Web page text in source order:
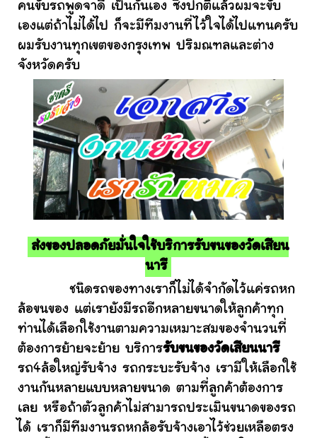
คนขับรถพูดจาดี เป็นกันเอง ซึ่งปกติแล้วผมจะขับ
เองแต่ถ้าไม่ได้ไป ก็จะมีทีมงานที่ไว้ใจได้ไปแทนครับ
ผมรับงานทุกเขตของกรุงเทพ ปริมณฑลและต่าง
จังหวัดครับ
ส่งของปลอดภัยมั่นใจใช้บริการรับขนของวัดเสียน
นารี
ชนิดรถของทางเราก็ไม่ได้จำกัดไว้แค่รถหก
ล้อขนของ แต่เรายังมีรถอีกหลายขนาดให้ลูกค้าทุก
ท่านได้เลือกใช้งานตามความเหมาะสมของจำนวนที่
ต้องการย้ายจะย้าย บริการรับขนของวัดเสียนนารี
รถ4ล้อใหญ่รับจ้าง รถกระบะรับจ้าง เรามีให้เลือกใช้
งานกันหลายแบบหลายขนาด ตามที่ลูกค้าต้องการ
เลย หรือถ้าตัวลูกค้าไม่สามารถประเมินขนาดของรถ
ได้ เราก็มีทีมงานรถหกล้อรับจ้างเอาไว้ช่วยเหลือตรง